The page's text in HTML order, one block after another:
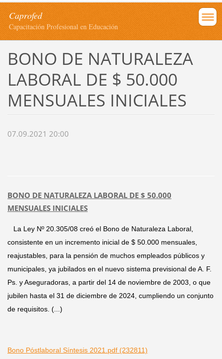
Caprofed
Capacitación Profesional en Educación
BONO DE NATURALEZA
LABORAL DE $ 50.000
MENSUALES INICIALES
07.09.2021 20:00
BONO DE NATURALEZA LABORAL DE $ 50.000
MENSUALES INICIALES
La Ley Nº 20.305/08 creó el Bono de Naturaleza Laboral,
consistente en un incremento inicial de $ 50.000 mensuales,
reajustables, para la pensión de muchos empleados públicos y
municipales, ya jubilados en el nuevo sistema previsional de A. F.
Ps. y Aseguradoras, a partir del 14 de noviembre de 2003, o que
jubilen hasta el 31 de diciembre de 2024, cumpliendo un conjunto
de requisitos. (...)
Bono Póstlaboral Síntesis 2021.pdf (232811)